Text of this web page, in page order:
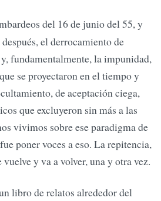
del 16 de junio del 55, y
el derrocamiento de
fundamentalmente, la impunidad,
se proyectaron en el tiempo y
de aceptación ciega,
que excluyeron sin más a las
vivimos sobre ese paradigma de
poner voces a eso. La repitencia,
y va a volver, una y otra vez.
libro de relatos alrededor del